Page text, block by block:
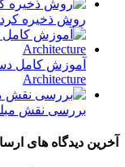
روش ذخیره
Architecture
بررسی نقش
آخرین دیدگاه های